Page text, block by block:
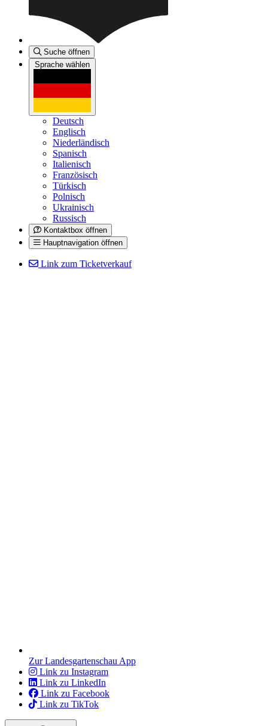
Suche öffnen
Sprache wählen
Deutsch
Englisch
Niederländisch
Spanisch
Italienisch
Französisch
Türkisch
Polnisch
Ukrainisch
Russisch
Kontaktbox öffnen
Hauptnavigation öffnen
Link zum Ticketverkauf
Zur Landesgartenschau App
Link zu Instagram
Link zu LinkedIn
Link zu Facebook
Link zu TikTok